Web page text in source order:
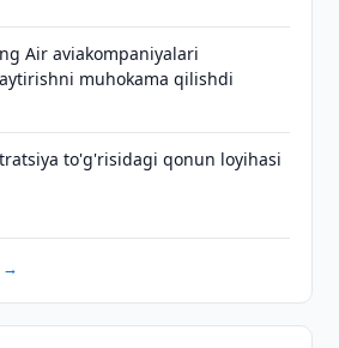
Air aviakompaniyalari
muhokama qilishdi
to'g'risidagi qonun loyihasi
→